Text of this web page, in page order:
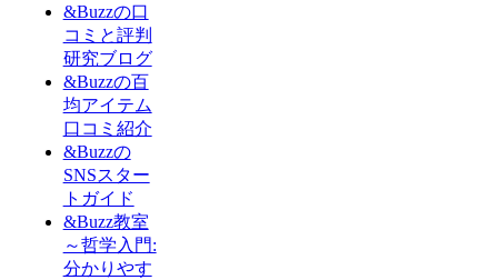
&Buzzの口
コミと評判
研究ブログ
&Buzzの百
均アイテム
口コミ紹介
&Buzzの
SNSスター
トガイド
&Buzz教室
～哲学入門:
分かりやす